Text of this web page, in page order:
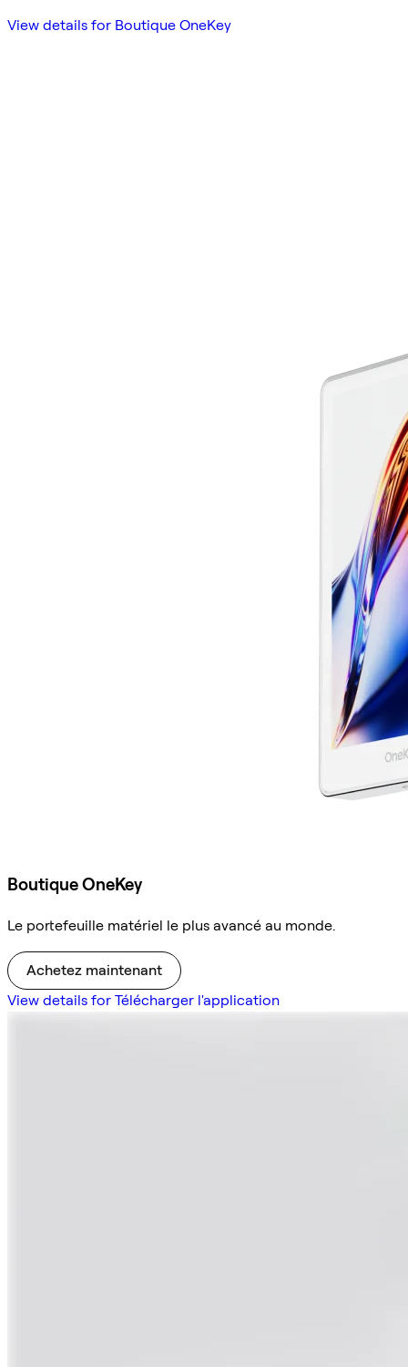
View details for Boutique OneKey
Boutique OneKey
Le portefeuille matériel le plus avancé au monde.
Achetez maintenant
View details for Télécharger l'application